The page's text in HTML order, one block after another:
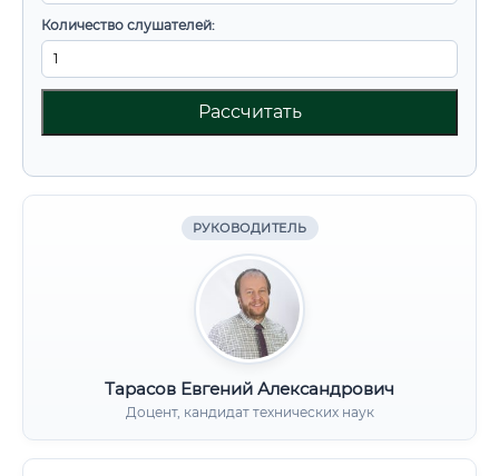
Количество слушателей:
Рассчитать
РУКОВОДИТЕЛЬ
Тарасов Евгений Александрович
Доцент, кандидат технических наук